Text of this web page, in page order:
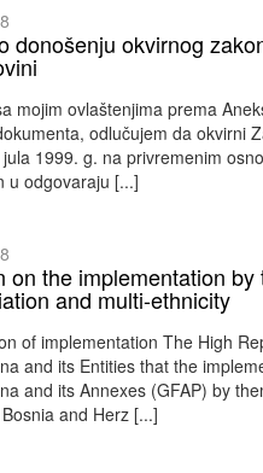
donošenju okvirnog
mojim ovlaštenjima prema
odlučujem da okvirni
1999. g. na privremenim
u odgovaraju [...]
on the implementation
and multi-ethnicity
of implementation The High
and its Entities that the
and its Annexes (GFAP) by
and Herz [...]